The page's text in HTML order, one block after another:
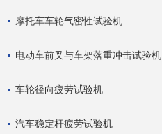
摩托车车轮气密性试验机
电动车前叉与车架落重冲击试验机
车轮径向疲劳试验机
汽车稳定杆疲劳试验机